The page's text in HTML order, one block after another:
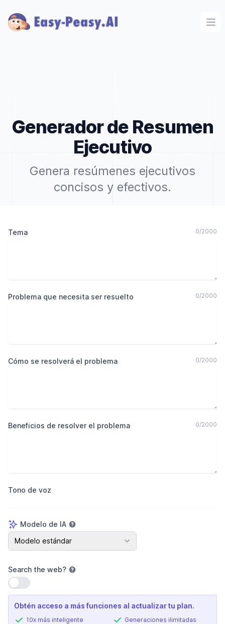
Generador de Resumen
Ejecutivo
Genera resúmenes ejecutivos
concisos y efectivos.
Tema 0/2000
Problema que necesita ser resuelto 0/2000
Cómo se resolverá el problema 0/2000
Beneficios de resolver el problema 0/2000
Tono de voz
Modelo de IA
Modelo de IA
Modelo estándar
Search the web?
Usar configuración
Obtén acceso a más funciones al actualizar tu plan.
10x más inteligente
Generaciones ilimitadas